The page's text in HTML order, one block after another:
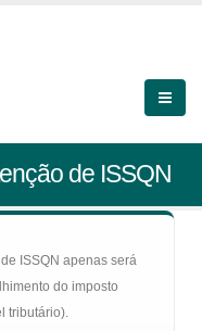
de ISSQN
ISSQN apenas será
do imposto
tributário).